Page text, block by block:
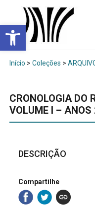
Abrir a barra
Início > Coleções >
CRONOLOGIA DO
VOLUME I – ANOS
DESCRIÇÃO
Compartilhe